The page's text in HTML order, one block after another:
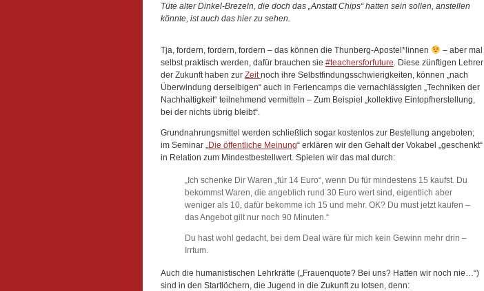
Tüte alter Dinkel-Brezeln, die doch das „Anstatt Chips“ hatten sein sollen, anstellen
könnte, ist auch das hier zu sehen.
Tja, fordern, fordern, fordern – das können die Thunberg-Apostel*linnen
– aber mal
selbst praktisch werden, dafür brauchen sie #teachersforfuture. Diese zünftigen Lehrer
der Zukunft haben zur Zeitnoch ihre Selbstfindungsschwierigkeiten, können „nach
Überwindung derselbigen“ auch in Feriencamps die vernachlässigten „Techniken der
Nachhaltigkeit“ teilnehmend vermitteln – Zum Beispiel „kollektive Eintopfherstellung,
bei der nichts übrig bleibt“.
Grundnahrungsmittel werden schließlich sogar kostenlos zur Bestellung angeboten;
im Seminar „Die öffentliche Meinung“ erklären wir den Gehalt der Vokabel „geschenkt“
in Relation zum Mindestbestellwert. Spielen wir das mal durch:
„Ich schenke Dir Waren „für 14 Euro“, wenn Du für mindestens 15 kaufst. Du
bekommst Waren, die angeblich rund 30 Euro wert sind, eigentlich aber
weniger als 10, dafür bekomme ich 15 und mehr. OK? Du must jetzt kaufen –
das Angebot gilt nur noch 90 Minuten.“
Du hast wohl gedacht, bei dem Deal wäre für mich kein Gewinn mehr drin –
Irrtum.
Auch die humanistischen Lehrkräfte („Frauenquote? Bei uns? Hatten wir noch nie…“)
sind in den Startlöchern, die Jugend in die Zukunft zu lotsen, denn: